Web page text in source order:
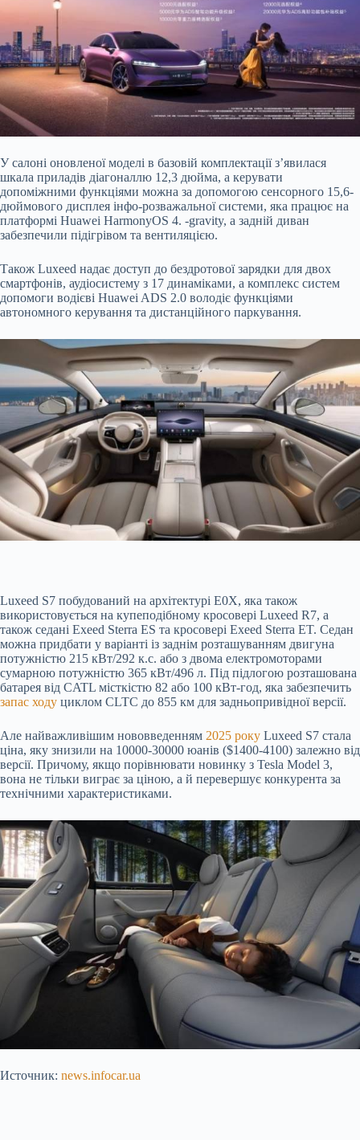
У салоні оновленої моделі в базовій комплектації з’явилася
шкала приладів діагоналлю 12,3 дюйма, а керувати
допоміжними функціями можна за допомогою сенсорного 15,6-
дюймового дисплея інфо-розважальної системи, яка працює на
платформі Huawei HarmonyOS 4. -gravity, а задній диван
забезпечили підігрівом та вентиляцією.
Також Luxeed надає доступ до бездротової зарядки для двох
смартфонів, аудіосистему з 17 динаміками, а комплекс систем
допомоги водієві Huawei ADS 2.0 володіє функціями
автономного керування та дистанційного паркування.
Luxeed S7 побудований на архітектурі E0X, яка також
використовується на купеподібному кросовері Luxeed R7, а
також седані Exeed Sterra ES та кросовері Exeed Sterra ET. Седан
можна придбати у варіанті із заднім розташуванням двигуна
потужністю 215 кВт/292 к.с. або з двома електромоторами
сумарною потужністю 365 кВт/496 л. Під підлогою розташована
батарея від CATL місткістю 82 або 100 кВт-год, яка забезпечить
запас ходу циклом CLTC до 855 км для задньопривідної версії.
Але найважливішим нововведенням 2025 року Luxeed S7 стала
ціна, яку знизили на 10000-30000 юанів ($1400-4100) залежно від
версії. Причому, якщо порівнювати новинку з Tesla Model 3,
вона не тільки виграє за ціною, а й перевершує конкурента за
технічними характеристиками.
Источник: news.infocar.ua